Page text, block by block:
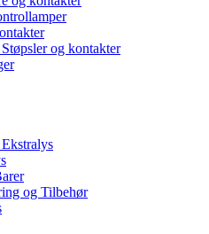
Støpsler og kontakter
Ekstralys
og Tilbehør